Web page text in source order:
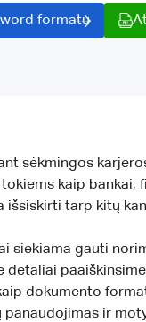
formatu
sėkmingos
kaip
išsiskirti tarp kitų
siekiama gauti
dokumento
ir